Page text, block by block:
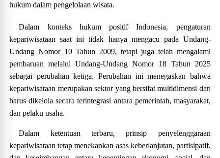
hukum dalam pengelolaan wisata.
Dalam konteks hukum positif Indonesia, pengaturan
kepariwisataan saat ini tidak hanya mengacu pada Undang-
Undang Nomor 10 Tahun 2009, tetapi juga telah mengalami
pembaruan melalui Undang-Undang Nomor 18 Tahun 2025
sebagai perubahan ketiga. Perubahan ini menegaskan bahwa
kepariwisataan merupakan sektor yang bersifat multidimensi dan
harus dikelola secara terintegrasi antara pemerintah, masyarakat,
dan pelaku usaha.
Dalam ketentuan terbaru, prinsip penyelenggaraan
kepariwisataan tetap menekankan asas keberlanjutan, partisipatif,